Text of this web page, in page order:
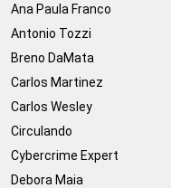
Ana Paula Franco
Antonio Tozzi
Breno DaMata
Carlos Martinez
Carlos Wesley
Circulando
Cybercrime Expert
Debora Maia